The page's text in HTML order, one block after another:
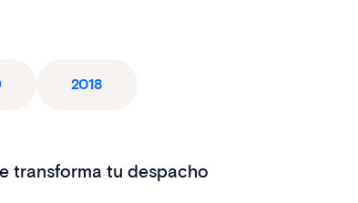
2018
transforma tu despacho